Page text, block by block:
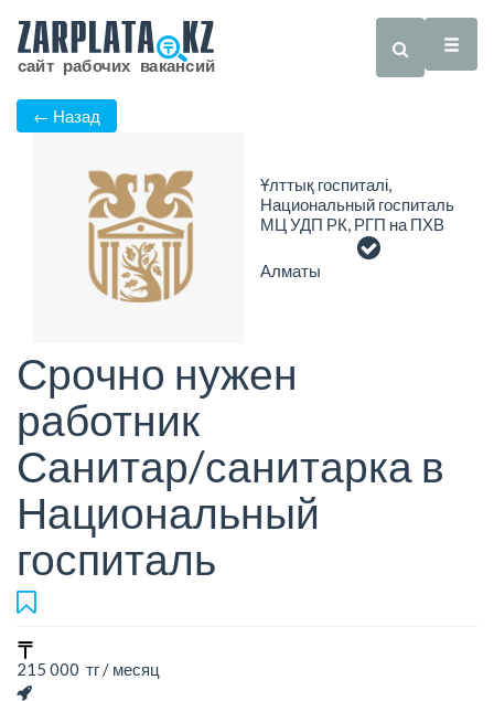
← Назад
Ұлттық госпиталі,
Национальный госпиталь
МЦ УДП РК, РГП на ПХВ
Алматы
Срочно нужен
работник
Санитар/санитарка в
Национальный
госпиталь
215 000 тг / месяц